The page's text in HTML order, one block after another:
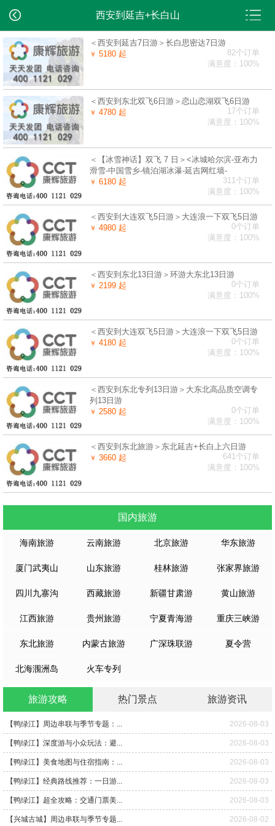
西安到延吉+长白山
＜西安到延吉7日游＞长白思密达7日游
￥ 5180 起
82个订单
满意度：100%
＜西安到东北双飞6日游＞恋山恋湖双飞6日游
￥ 4780 起
17个订单
满意度：100%
＜【冰雪神话】双飞 7 日＞<冰城哈尔滨-亚布力
滑雪-中国雪乡-镜泊湖冰瀑-延吉网红墙-
￥ 6180 起
311个订单
满意度：100%
＜西安到大连双飞5日游＞大连浪一下双飞5日游
￥ 4980 起
0个订单
满意度：100%
＜西安到东北13日游＞环游大东北13日游
￥ 2199 起
0个订单
满意度：100%
＜西安到大连双飞5日游＞大连浪一下双飞5日游
￥ 4180 起
0个订单
满意度：100%
＜西安到东北专列13日游＞大东北高品质空调专
列13日游
￥ 2580 起
0个订单
满意度：100%
＜西安到东北旅游＞东北延吉+长白上六日游
￥ 3660 起
641个订单
满意度：100%
国内旅游
海南旅游 云南旅游 北京旅游 华东旅游
厦门武夷山 山东旅游 桂林旅游 张家界旅游
四川九寨沟 西藏旅游 新疆甘肃游 黄山旅游
江西旅游 贵州旅游 宁夏青海游 重庆三峡游
东北旅游 内蒙古旅游 广深珠联游 夏令营
北海涠洲岛 火车专列
旅游攻略 热门景点 旅游资讯
【鸭绿江】周边串联与季节专题：... 2026-08-03
【鸭绿江】深度游与小众玩法：避... 2026-08-03
【鸭绿江】美食地图与住宿指南：... 2026-08-03
【鸭绿江】经典路线推荐：一日游... 2026-08-03
【鸭绿江】超全攻略：交通门票美... 2026-08-03
【兴城古城】周边串联与季节专题... 2026-08-02